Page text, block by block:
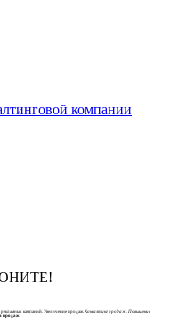
рекламных кампаний. Увеличение продаж. Консалтинг продаж. Повышение
продаж.